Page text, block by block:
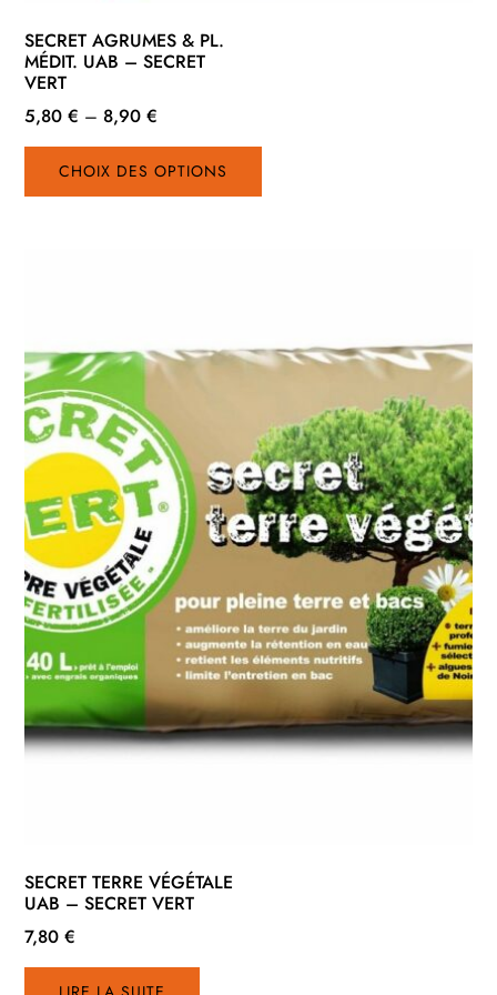
SECRET AGRUMES & PL.
MÉDIT. UAB – SECRET
VERT
5,80€ – 8,90€
CHOIX DES OPTIONS
Ce
a
peuvent
être
sur
la
page
du
produit
SECRET TERRE VÉGÉTALE
UAB – SECRET VERT
7,80€